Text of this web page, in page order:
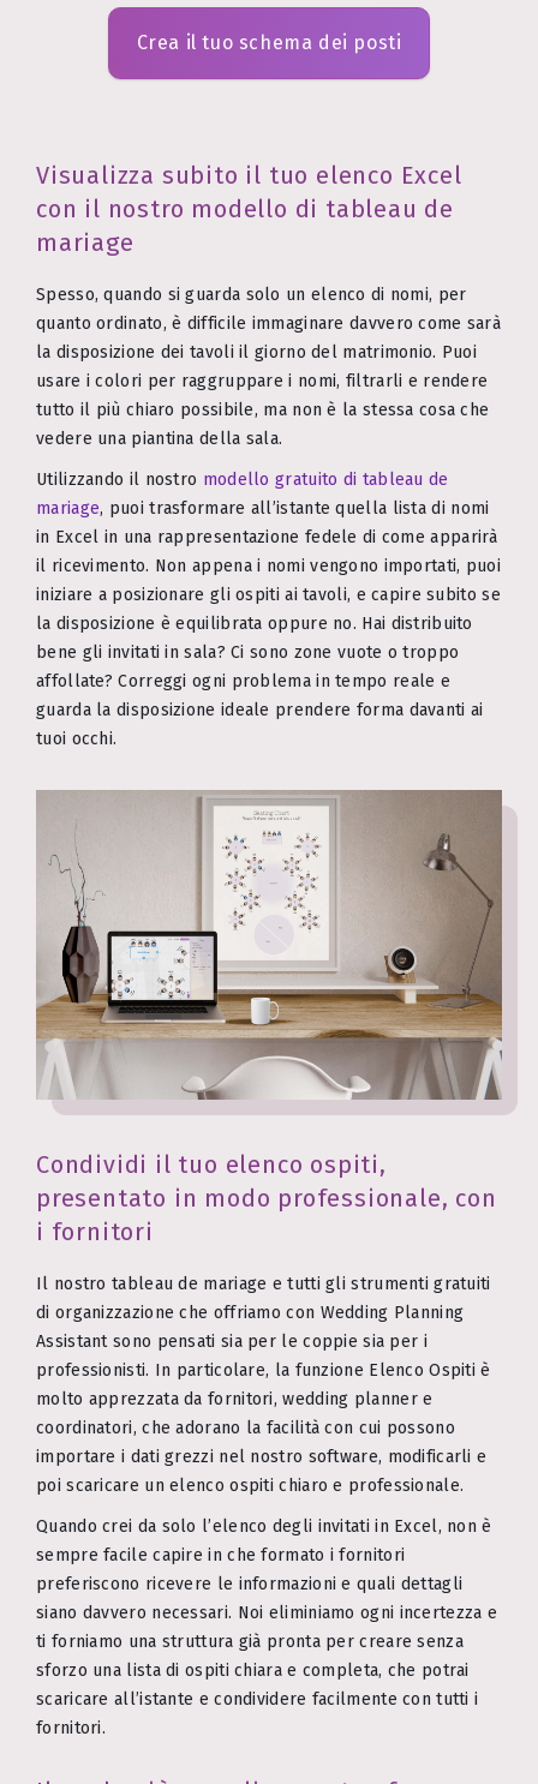
Crea il tuo schema dei posti
Visualizza subito il tuo elenco Excel
con il nostro modello di tableau de
mariage
Spesso, quando si guarda solo un elenco di nomi, per
quanto ordinato, è difficile immaginare davvero come sarà
la disposizione dei tavoli il giorno del matrimonio. Puoi
usare i colori per raggruppare i nomi, filtrarli e rendere
tutto il più chiaro possibile, ma non è la stessa cosa che
vedere una piantina della sala.
Utilizzando il nostro modello gratuito di tableau de
mariage, puoi trasformare all’istante quella lista di nomi
in Excel in una rappresentazione fedele di come apparirà
il ricevimento. Non appena i nomi vengono importati, puoi
iniziare a posizionare gli ospiti ai tavoli, e capire subito se
la disposizione è equilibrata oppure no. Hai distribuito
bene gli invitati in sala? Ci sono zone vuote o troppo
affollate? Correggi ogni problema in tempo reale e
guarda la disposizione ideale prendere forma davanti ai
tuoi occhi.
Condividi il tuo elenco ospiti,
presentato in modo professionale, con
i fornitori
Il nostro tableau de mariage e tutti gli strumenti gratuiti
di organizzazione che offriamo con Wedding Planning
Assistant sono pensati sia per le coppie sia per i
professionisti. In particolare, la funzione Elenco Ospiti è
molto apprezzata da fornitori, wedding planner e
coordinatori, che adorano la facilità con cui possono
importare i dati grezzi nel nostro software, modificarli e
poi scaricare un elenco ospiti chiaro e professionale.
Quando crei da solo l’elenco degli invitati in Excel, non è
sempre facile capire in che formato i fornitori
preferiscono ricevere le informazioni e quali dettagli
siano davvero necessari. Noi eliminiamo ogni incertezza e
ti forniamo una struttura già pronta per creare senza
sforzo una lista di ospiti chiara e completa, che potrai
scaricare all’istante e condividere facilmente con tutti i
fornitori.